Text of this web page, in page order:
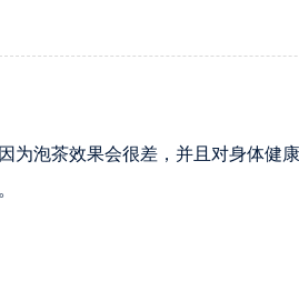
为泡茶效果会很差，并且对身体健